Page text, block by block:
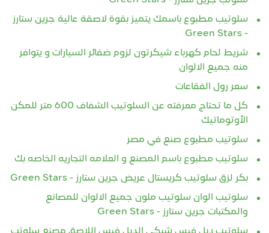
سلوتيب مطبوع باسمك يتميز بقوة لاصقة عالية جرين ستارز
- Green Stars
شريط لحام كهرباء شيكرتون لزوم ضفائر السيارات و يتوافر
منه جميع الالوان
سعر رول الفقاعات
كل ما تحتاج معرفته عن السلوتيب الشفاف 600 متر للمكن
الأوتوماتيك
سلوتيب مطبوع صنع في مصر
سلوتيب مطبوع باسم المصنع و العلامه التجاريه الخاصه بك
بكر لزق سلوتيب كريستال عريض جرين ستارز - Green Stars
سلوتيب الوان سلوتيب ملون جميع الالوان للمصانع
والمكتبات جرين ستارز - Green Stars